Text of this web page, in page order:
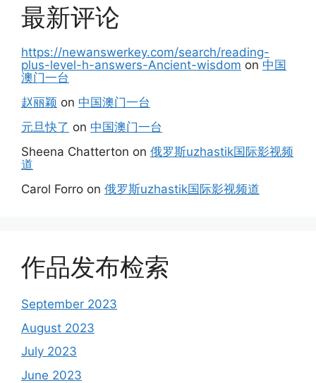
最新评论
https://newanswerkey.com/search/reading-
plus-level-h-answers-Ancient-wisdom on 中国
澳门一台
赵丽颖 on 中国澳门一台
元旦快了 on 中国澳门一台
Sheena Chatterton on 俄罗斯uzhastik国际影视频
道
Carol Forro on 俄罗斯uzhastik国际影视频道
作品发布检索
September 2023
August 2023
July 2023
June 2023